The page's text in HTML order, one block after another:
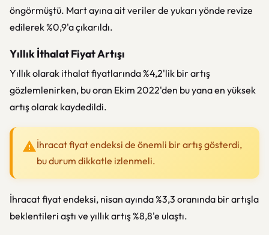
öngörmüştü. Mart ayına ait veriler de yukarı yönde revize
edilerek %0,9'a çıkarıldı.
Yıllık İthalat Fiyat Artışı
Yıllık olarak ithalat fiyatlarında %4,2'lik bir artış
gözlemlenirken, bu oran Ekim 2022'den bu yana en yüksek
artış olarak kaydedildi.
İhracat fiyat endeksi de önemli bir artış gösterdi,
bu durum dikkatle izlenmeli.
İhracat fiyat endeksi, nisan ayında %3,3 oranında bir artışla
beklentileri aştı ve yıllık artış %8,8'e ulaştı.